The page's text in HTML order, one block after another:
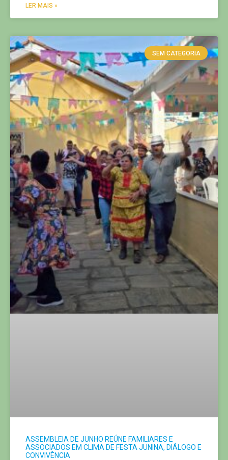
LER MAIS »
SEM CATEGORIA
ASSEMBLEIA DE JUNHO REÚNE FAMILIARES E
ASSOCIADOS EM CLIMA DE FESTA JUNINA, DIÁLOGO E
CONVIVÊNCIA